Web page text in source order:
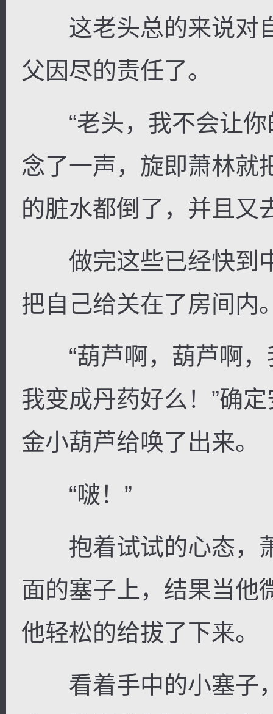
这老头总的来说对
父因尽的责任了。
“老头，我不会让你
念了一声，旋即萧林就
的脏水都倒了，并且又
做完这些已经快到
把自己给关在了房间内
“葫芦啊，葫芦啊，
我变成丹药好么！”确
金小葫芦给唤了出来。
“啵！”
抱着试试的心态，
面的塞子上，结果当他
他轻松的给拔了下来。
看着手中的小塞子